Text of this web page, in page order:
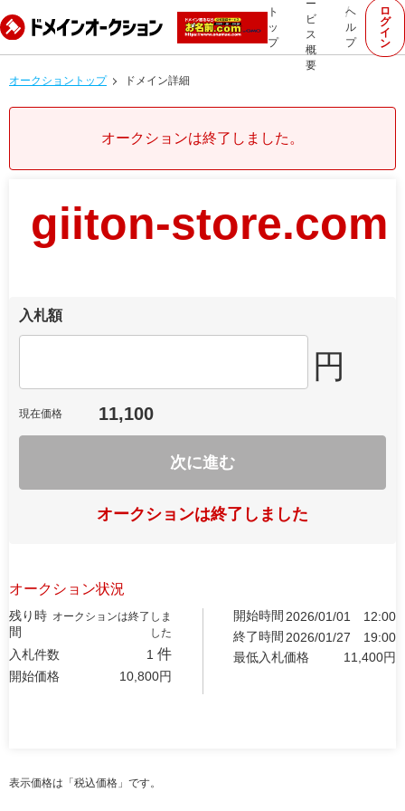
ト
ッ
プ
ー
ビ
ス
概
要
ヘ
ル
プ
ロ
グ
イ
ン
オークショントップ ドメイン詳細
オークションは終了しました。
giiton-store.com
入札額
円
現在価格 11,100
次に進む
オークションは終了しました
オークション状況
残り時
間
オークションは終了しま
した
入札件数 1 件
開始価格 10,800円
開始時間 2026/01/01
12:00
終了時間 2026/01/27
19:00
最低入札価格
11,400円
表示価格は「税込価格」です。